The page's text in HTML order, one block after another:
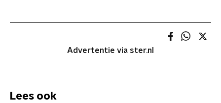
Advertentie via ster.nl
Lees ook